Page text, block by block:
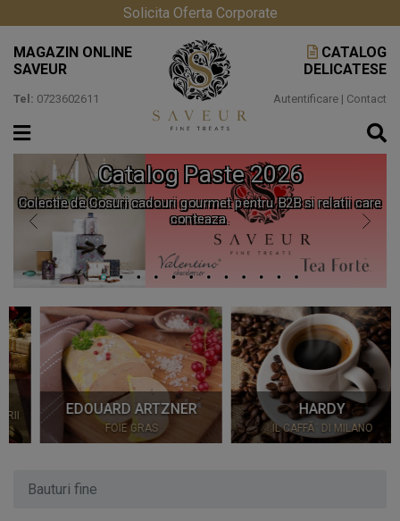
Solicita Oferta Corporate
MAGAZIN ONLINE
SAVEUR
Tel: 0723602611
CATALOG
DELICATESE
Autentificare | Contact
Catalog Paste 2026
Colectie de Cosuri cadouri gourmet pentru B2B si relatii care
conteaza.
EDOUARD ARTZNER
FOIE GRAS
HARDY
IL CAFFÃ¨ DI MILANO
Bauturi fine